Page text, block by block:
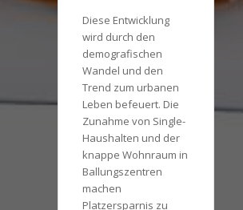
Diese Entwicklung
wird durch den
demografischen
Wandel und den
Trend zum urbanen
Leben befeuert. Die
Zunahme von Single-
Haushalten und der
knappe Wohnraum in
Ballungszentren
machen
Platzersparnis zu